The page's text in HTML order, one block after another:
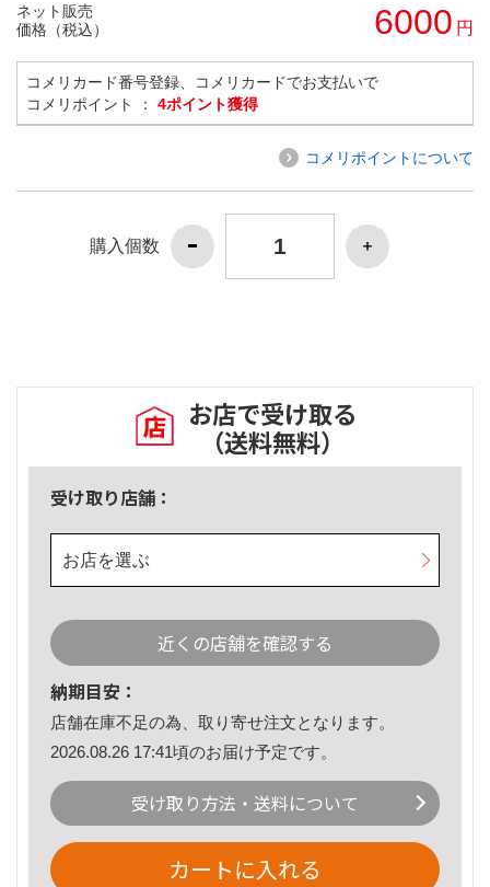
ネット販売
価格（税込）
6000 円
コメリカード番号登録、コメリカードでお支払いで
コメリポイント ： 4ポイント獲得
コメリポイントについて
購入個数
お店で受け取る
（送料無料）
受け取り店舗：
お店を選ぶ
近くの店舗を確認する
納期目安：
店舗在庫不足の為、取り寄せ注文となります。
2026.08.26 17:41頃のお届け予定です。
受け取り方法・送料について
カートに入れる